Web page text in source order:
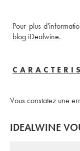
Pour plus
blog iDealwine.
Vous constatez une
IDEALWINE